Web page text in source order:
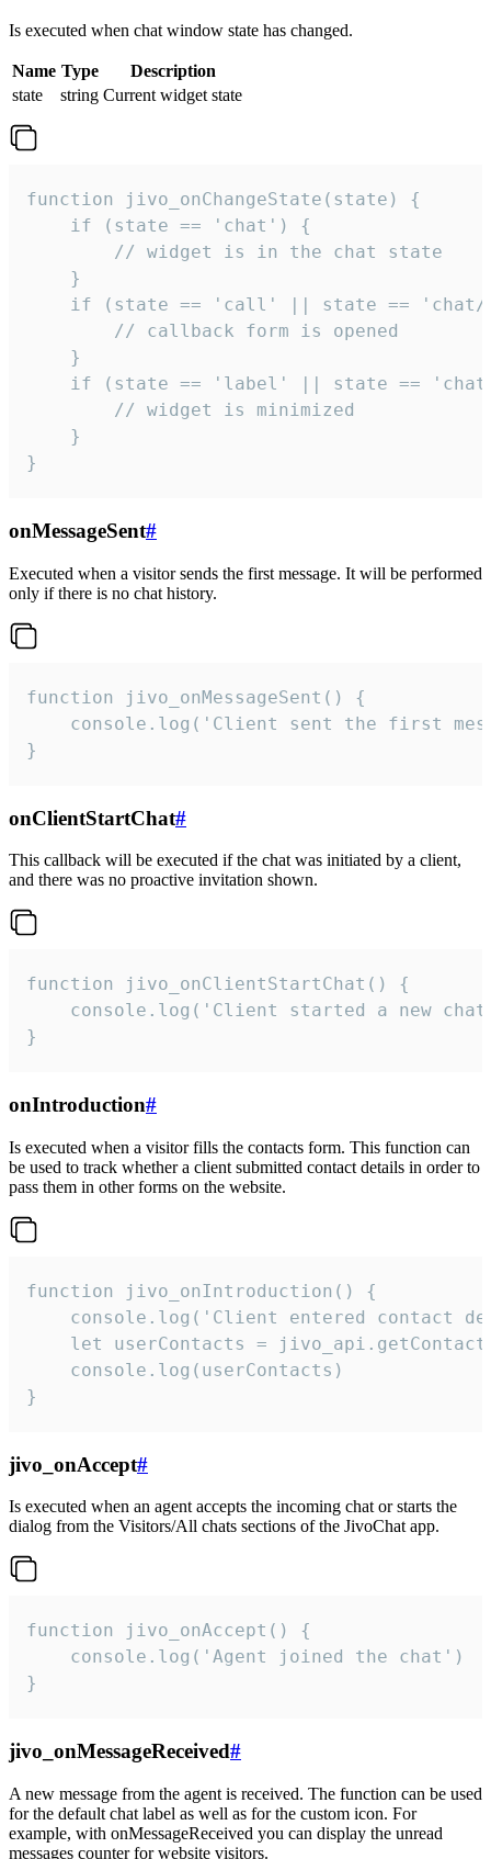
Is executed when chat window state has changed.
Name Type
Description
state
string Current widget state
function jivo_onChangeState(state) {
    if (state == 'chat') {
        // widget is in the chat state
    }
if (state == 'call' || state ==
        // callback form is opened
    }
if (state == 'label' || state ==
        // widget is minimized
    }
}
onMessageSent#
Executed when a visitor sends the first message. It will be performed
only if there is no chat history.
function jivo_onMessageSent() {
console.log('Client sent the first
}
onClientStartChat#
This callback will be executed if the chat was initiated by a client,
and there was no proactive invitation shown.
function jivo_onClientStartChat() {
console.log('Client started a new
}
onIntroduction#
Is executed when a visitor fills the contacts form. This function can
be used to track whether a client submitted contact details in order to
pass them in other forms on the website.
function jivo_onIntroduction() {
console.log('Client entered contact
let userContacts =
    console.log(userContacts)
}
jivo_onAccept#
Is executed when an agent accepts the incoming chat or starts the
dialog from the Visitors/All chats sections of the JivoChat app.
function jivo_onAccept() {
}
jivo_onMessageReceived#
A new message from the agent is received. The function can be used
for the default chat label as well as for the custom icon. For
example, with onMessageReceived you can display the unread
messages counter for website visitors.